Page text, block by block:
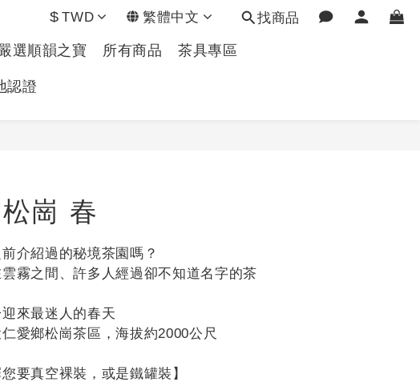
$ TWD 繁體中文 找商品
選順韻之寶 所有商品 茶具專區
認證
崗 春
介紹過的秘境茶園嗎？
霧之間、許多人經過卻不知道名字的茶
來最迷人的春天
愛鄉松崗茶區，海拔約2000公尺
您要真空裸裝，或是鐵罐裝】